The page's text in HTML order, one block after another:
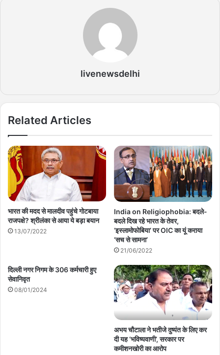
livenewsdelhi
Related Articles
भारत की मदद से मालदीव पहुंचे गोटबाया
राजपक्षे? श्रीलंका से आया ये बड़ा बयान
13/07/2022
India on Religiophobia: बदले-
बदले दिख रहे भारत के तेवर,
‘इस्लामोफोबिया’ पर OIC का यूं कराया
‘सच से सामना’
21/06/2022
दिल्ली नगर निगम के 306 कर्मचारी हुए
सेवानिवृत
08/01/2024
अभय चौटाला ने भतीजे दुष्यंत के लिए कर
दी यह ‘भविष्यवाणी’, सरकार पर
कमीशनखोरी का आरोप